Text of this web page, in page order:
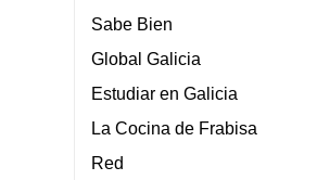
Sabe Bien
Global Galicia
Estudiar en Galicia
La Cocina de Frabisa
Red